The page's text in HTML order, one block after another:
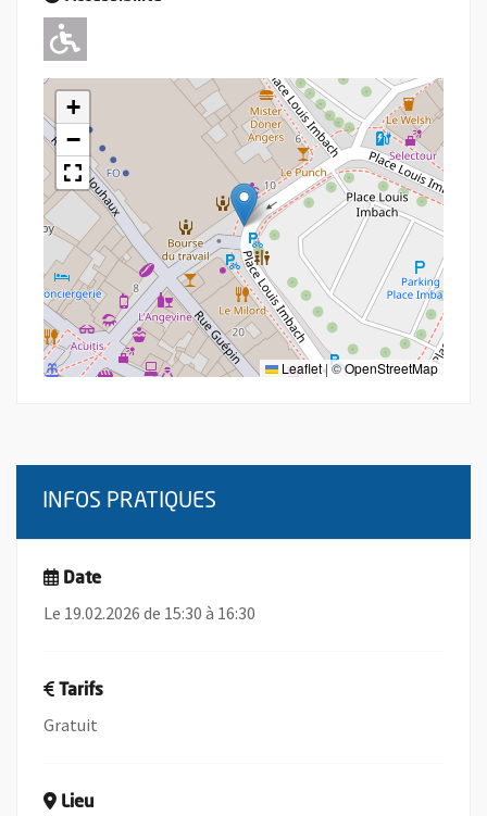
Adapté pour l'handicap Moteur
+
−
Leaflet|©OpenStreetMap
INFOS PRATIQUES
Date
Le 19.02.2026 de 15:30 à 16:30
Tarifs
Gratuit
Lieu